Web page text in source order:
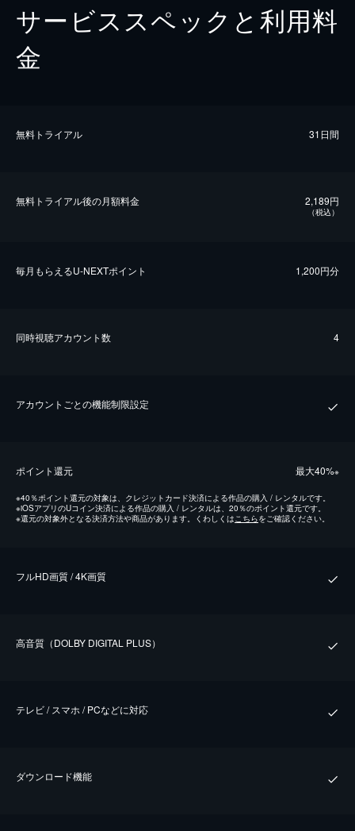
サービススペックと利用料
金
無料トライアル 31日間
無料トライアル後の⽉額料金 2,189円
（税込）
毎⽉もらえるU-NEXTポイント 1,200円分
同時視聴アカウント数 4
アカウントごとの機能制限設定
ポイント還元 最⼤40%※
※40％ポイント還元の対象は、クレジットカード決済による作品の購入 / レンタルです。
※iOSアプリのUコイン決済による作品の購入 / レンタルは、20％のポイント還元です。
※還元の対象外となる決済方法や商品があります。くわしくはこちらをご確認ください。
フルHD画質 / 4K画質
⾼⾳質（DOLBY DIGITAL PLUS）
テレビ / スマホ / PCなどに対応
ダウンロード機能